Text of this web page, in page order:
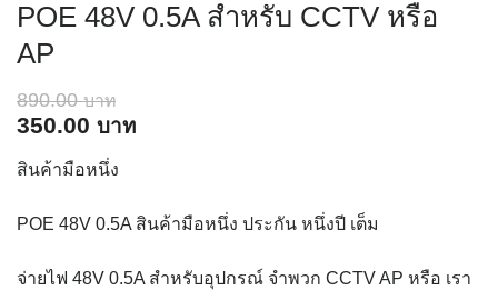
POE 48V 0.5A สำหรับ CCTV หรือ
AP
890.00
Original
was:
350.00
สินค้ามือหนึ่ง
POE 48V 0.5A สินค้ามือหนึ่ง ประกัน หนึ่งปี เต็ม
จ่ายไฟ 48V 0.5A สำหรับอุปกรณ์ จำพวก CCTV AP หรือ เรา